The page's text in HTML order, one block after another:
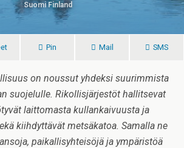
Suomi Finland
Pin Mail SMS
on noussut yhdeksi suurimmista
suojelulle. Rikollisjärjestöt hallitsevat
laittomasta kullankaivuusta ja
kiihdyttävät metsäkatoa. Samalla ne
paikallisyhteisöjä ja ympäristöä